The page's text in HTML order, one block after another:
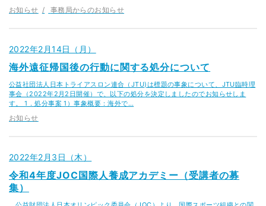
お知らせ 事務局からのお知らせ
2022年2月14日（月）
海外遠征帰国後の行動に関する処分について
公益社団法人日本トライアスロン連合（JTU)は標題の事象について、JTU臨時理
事会（2022年2月2日開催）で、以下の処分を決定しましたのでお知らせしま
す。 1．処分事案 1）事象概要：海外で…
お知らせ
2022年2月3日（木）
令和4年度JOC国際人養成アカデミー（受講者の募
集）